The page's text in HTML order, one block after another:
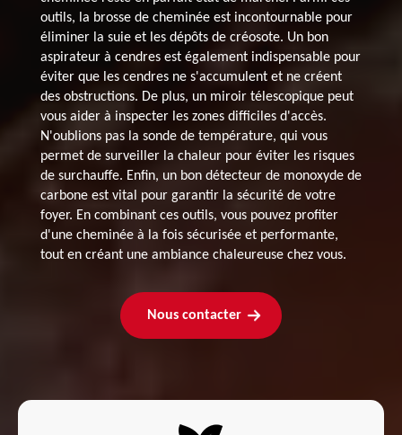
outils, la brosse de cheminée est incontournable pour
éliminer la suie et les dépôts de créosote. Un bon
aspirateur à cendres est également indispensable pour
éviter que les cendres ne s'accumulent et ne créent
des obstructions. De plus, un miroir télescopique peut
vous aider à inspecter les zones difficiles d'accès.
N'oublions pas la sonde de température, qui vous
permet de surveiller la chaleur pour éviter les risques
de surchauffe. Enfin, un bon détecteur de monoxyde de
carbone est vital pour garantir la sécurité de votre
foyer. En combinant ces outils, vous pouvez profiter
d'une cheminée à la fois sécurisée et performante,
tout en créant une ambiance chaleureuse chez vous.
Nous contacter